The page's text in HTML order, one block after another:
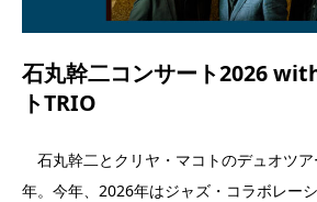
石丸幹二コンサート2026
トTRIO
石丸幹二とクリヤ・マコトのデュオツ
年。今年、2026年はジャズ・コラボレー